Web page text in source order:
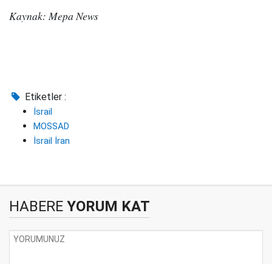
Kaynak: Mepa News
Etiketler :
İsrail
MOSSAD
İsrail İran
HABERE YORUM KAT